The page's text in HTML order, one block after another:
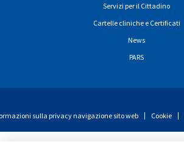
Servizi per il Cittadino
Cartelle cliniche e Certificati
News
PARS
sulla privacy navigazione sito web Cookie